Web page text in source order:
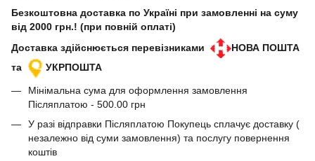
Безкоштовна доставка по Україні при замовленні на суму
від 2000 грн.! (при повній оплаті)
Доставка здійснюється перевізниками
НОВА ПОШТА
та
УКРПОШТА
Мінімальна сума для оформлення замовлення
Післяплатою - 500.00 грн
У разі відправки Післяплатою Покупець сплачує доставку (
незалежно від суми замовлення) та послугу повернення
коштів